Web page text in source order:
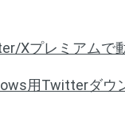
Xプレミアムで
用Twitterダウ